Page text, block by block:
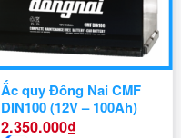
Ắc quy Đồng Nai CMF
DIN100 (12V – 100Ah)
2.350.000₫